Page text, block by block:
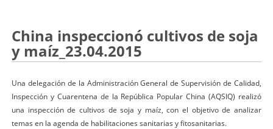
China inspeccionó cultivos de soja
y maíz_23.04.2015
Una delegación de la Administración General de Supervisión de Calidad,
Inspección y Cuarentena de la República Popular China (AQSIQ) realizó
una inspección de cultivos de soja y maíz, con el objetivo de analizar
temas en la agenda de habilitaciones sanitarias y fitosanitarias.